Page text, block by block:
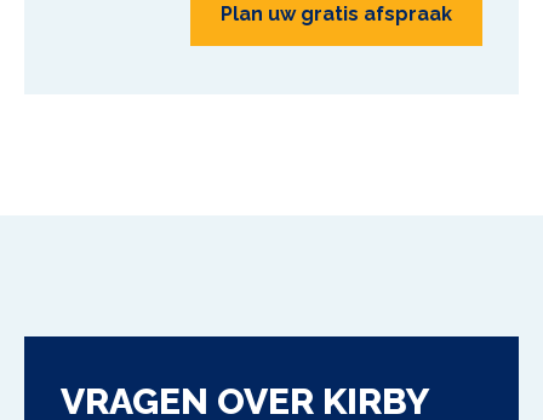
Plan uw gratis afspraak
VRAGEN OVER KIRBY